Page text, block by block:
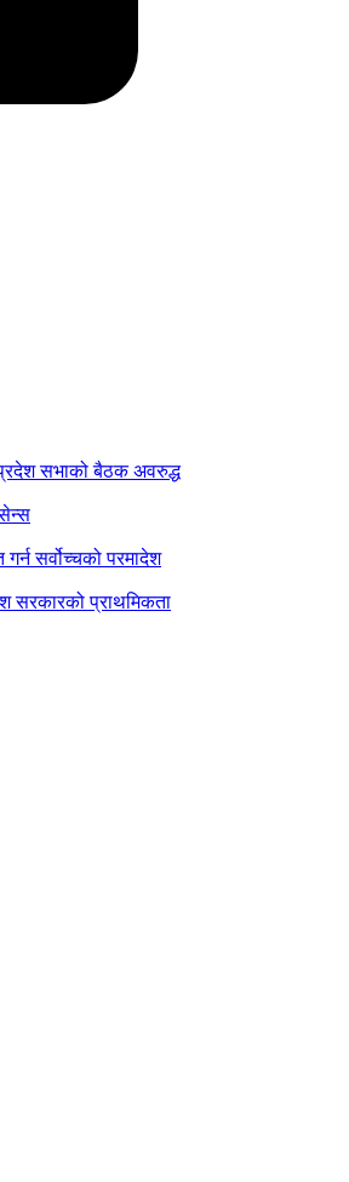
प्रदेश सभाको बैठक अवरुद्ध
सर्वोच्चको परमादेश
सरकारको प्राथमिकता